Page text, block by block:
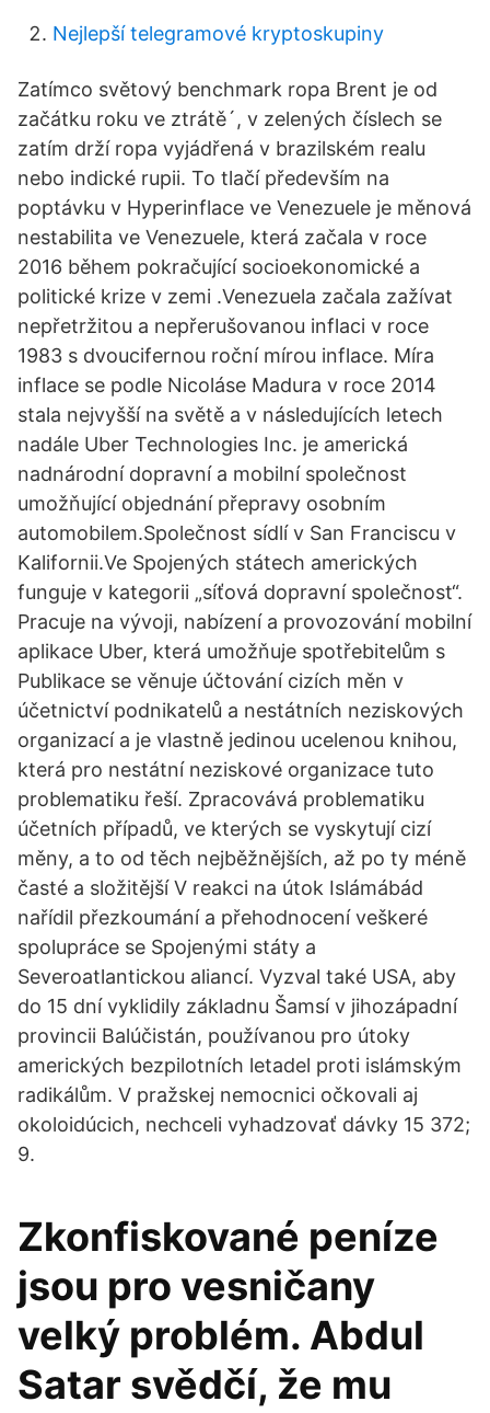
Nejlepší telegramové kryptoskupiny
Zatímco světový benchmark ropa Brent je od
začátku roku ve ztrátě´, v zelených číslech se
zatím drží ropa vyjádřená v brazilském realu
nebo indické rupii. To tlačí především na
poptávku v Hyperinflace ve Venezuele je měnová
nestabilita ve Venezuele, která začala v roce
2016 během pokračující socioekonomické a
politické krize v zemi .Venezuela začala zažívat
nepřetržitou a nepřerušovanou inflaci v roce
1983 s dvoucifernou roční mírou inflace. Míra
inflace se podle Nicoláse Madura v roce 2014
stala nejvyšší na světě a v následujících letech
nadále Uber Technologies Inc. je americká
nadnárodní dopravní a mobilní společnost
umožňující objednání přepravy osobním
automobilem.Společnost sídlí v San Franciscu v
Kalifornii.Ve Spojených státech amerických
funguje v kategorii „síťová dopravní společnost“.
Pracuje na vývoji, nabízení a provozování mobilní
aplikace Uber, která umožňuje spotřebitelům s
Publikace se věnuje účtování cizích měn v
účetnictví podnikatelů a nestátních neziskových
organizací a je vlastně jedinou ucelenou knihou,
která pro nestátní neziskové organizace tuto
problematiku řeší. Zpracovává problematiku
účetních případů, ve kterých se vyskytují cizí
měny, a to od těch nejběžnějších, až po ty méně
časté a složitější V reakci na útok Islámábád
nařídil přezkoumání a přehodnocení veškeré
spolupráce se Spojenými státy a
Severoatlantickou aliancí. Vyzval také USA, aby
do 15 dní vyklidily základnu Šamsí v jihozápadní
provincii Balúčistán, používanou pro útoky
amerických bezpilotních letadel proti islámským
radikálům. V pražskej nemocnici očkovali aj
okoloidúcich, nechceli vyhadzovať dávky 15 372;
9.
Zkonfiskované peníze
jsou pro vesničany
velký problém. Abdul
Satar svědčí, že mu